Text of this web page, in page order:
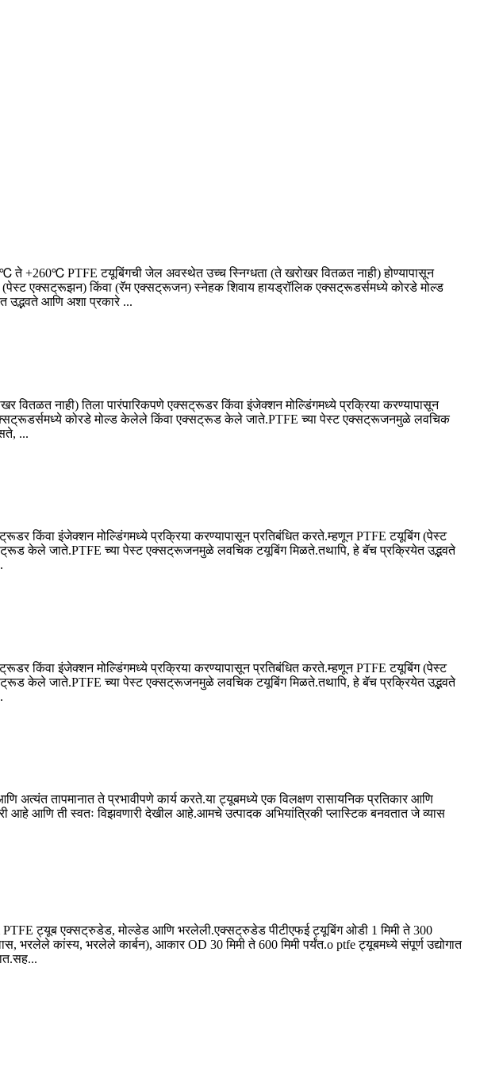
ते +260℃ PTFE टयूबिंगची जेल अवस्थेत उच्च स्निग्धता (ते खरोखर वितळत नाही) होण्यापासून
(पेस्ट एक्सट्रूझन) किंवा (रॅम एक्सट्रूजन) स्नेहक शिवाय हायड्रॉलिक एक्सट्रूडर्समध्ये कोरडे मोल्ड
आणि अशा प्रकारे ...
नाही) तिला पारंपारिकपणे एक्सट्रूडर किंवा इंजेक्शन मोल्डिंगमध्ये प्रक्रिया करण्यापासून
कोरडे मोल्ड केलेले किंवा एक्सट्रूड केले जाते.PTFE च्या पेस्ट एक्सट्रूजनमुळे लवचिक
...
किंवा इंजेक्शन मोल्डिंगमध्ये प्रक्रिया करण्यापासून प्रतिबंधित करते.म्हणून PTFE टयूबिंग (पेस्ट
केले जाते.PTFE च्या पेस्ट एक्सट्रूजनमुळे लवचिक टयूबिंग मिळते.तथापि, हे बॅच प्रक्रियेत उद्भवते
किंवा इंजेक्शन मोल्डिंगमध्ये प्रक्रिया करण्यापासून प्रतिबंधित करते.म्हणून PTFE टयूबिंग (पेस्ट
केले जाते.PTFE च्या पेस्ट एक्सट्रूजनमुळे लवचिक टयूबिंग मिळते.तथापि, हे बॅच प्रक्रियेत उद्भवते
अत्यंत तापमानात ते प्रभावीपणे कार्य करते.या ट्यूबमध्ये एक विलक्षण रासायनिक प्रतिकार आणि
आणि ती स्वतः विझवणारी देखील आहे.आमचे उत्पादक अभियांत्रिकी प्लास्टिक बनवतात जे व्यास
PTFE ट्यूब एक्सट्रुडेड, मोल्डेड आणि भरलेली.एक्सट्रुडेड पीटीएफई ट्यूबिंग ओडी 1 मिमी ते 300
भरलेले कांस्य, भरलेले कार्बन), आकार OD 30 मिमी ते 600 मिमी पर्यंत.o ptfe ट्यूबमध्ये संपूर्ण उद्योगात